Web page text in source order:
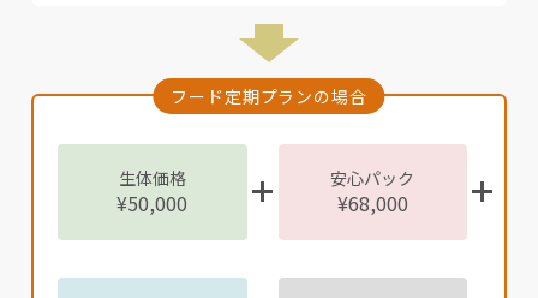
フード定期プランの場合
生体価格
¥50,000
安心パック
¥68,000